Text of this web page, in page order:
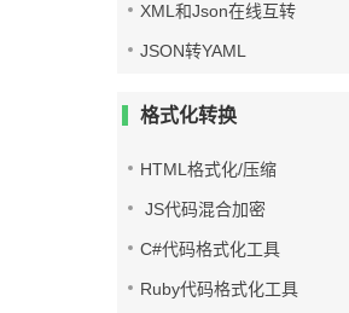
XML和Json在线互转
JSON转YAML
格式化转换
HTML格式化/压缩
JS代码混合加密
C#代码格式化工具
Ruby代码格式化工具